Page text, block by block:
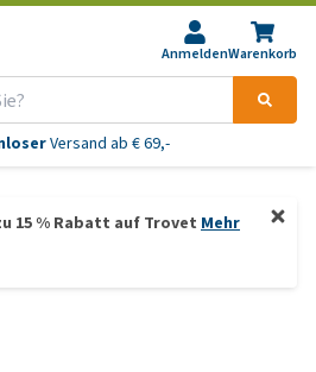
AnmeldenWarenkorb
Versand ab € 69,-
15 % Rabatt auf Trovet Mehr